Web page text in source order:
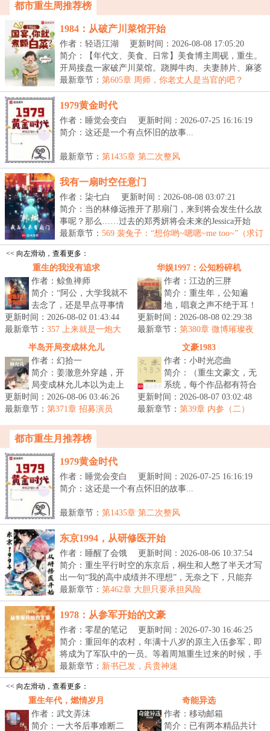
都市重生周推荐榜
1984：从破产川菜馆开始
作者：轻语江湖
更新时间：2026-08-08 17:05:20
简介：【年代文、美食、日常】美食博主周砚，重生。
开局接盘一家破产川菜馆。跷脚牛肉、夫妻肺片、麻婆
豆...
最新章节： 第605章 周师，你老丈人是当官的吧？
（1.2w）
1979黄金时代
作者：睡觉会变白
更新时间：2026-07-25 16:16:19
简介：这还是一个有点怀旧的故事...
最新章节： 第1435章 第二次整风
我有一扇时空任意门
作者：柒七白
更新时间：2026-08-08 03:07:21
简介：当的林修远推开了那扇门，来到将会发生什么故
事呢？那么……过去的郑秀妍将会未来的Jessica开始
对...
最新章节： 569 裴兔子：“想你哟~嗯嗯~me too~”（求订
阅求月票）
<< 向左滑动，查看更多：
重生的我没有追求
作者：鲸鱼禅师
简介：“阿公，大学我就不
去念了，还是早点寻事情
做吧。”“书哪能不念？做
人要有追求，念了大学，
就有机...
更新时间：2026-08-02 01:43:44
最新章节： 357 上来就是一炮大
华娱1997：公知粉碎机
作者：江边的三胖
简介：重生年，公知遍
地，唱衰之声不绝于耳！
影视圈更是妖魔鬼怪横
行。编辑演员，导演制
片，垃圾无处不在...
更新时间：2026-08-08 02:29:38
最新章节： 第380章 微博璀璨夜
半岛开局变成林允儿
作者：幻拾一
简介：姜澈意外穿越，开
局变成林允儿本以为走上
富婆时代，谁知转头看见
了另一个林允儿！本以为
更新时间：2026-08-06 03:46:26
最新章节： 第371章 招募演员
文豪1983
作者：小时光恋曲
简介：（重生文豪文，无
系统，每个作品都有符合
时代的解读和改编）六十
岁的余切就坐在那里，深
更新时间：2026-08-07 03:02:48
最新章节： 第39章 内参（二）
都市重生月推荐榜
1979黄金时代
作者：睡觉会变白
更新时间：2026-07-25 16:16:19
简介：这还是一个有点怀旧的故事...
最新章节： 第1435章 第二次整风
东京1994，从研修医开始
作者：睡醒了会饿
更新时间：2026-08-06 10:37:54
简介：重生平行时空的东京后，桐生和人憋了半天才写
出一句“我的高中成绩并不理想”，无奈之下，只能弃
文...
最新章节： 第462章 大胆只要承担风险
1978：从参军开始的文豪
作者：零星的笔记
更新时间：2026-07-30 16:46:25
简介：重回年的农村，年满十八岁的原主入伍参军，即
将成为了军队中的一员。等着周旭重生过来的时候，手
里...
最新章节： 新书已发，兵贵神速
<< 向左滑动，查看更多：
重生年代，燃情岁月
作者：武文弄沫
简介：一大爷后事难断二
奇能异选
作者：移动邮箱
简介：已有两本精品共计